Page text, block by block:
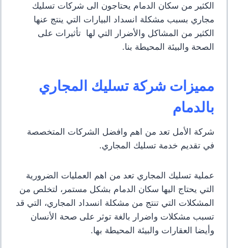
الكثير من سكان الدمام يحتاجون الى شركات تسليك
مجاري بسبب مشكلة انسداد البيارات التي ينتج عنها
الكثير من المشاكل والأضرار التي لها تأثيرات على
الصحة والبيئة المحيطة بنا.
مميزات شركة تسليك المجاري
بالدمام
شركة الأمل تعد من اهم وافضل الشركات المتخصصة
في تقديم خدمة تسليك المجاري.
عملية تسليك المجاري تعد من اهم العمليات الضرورية
التي يحتاج اليها سكان الدمام بشكل مستمر، لتخلص من
المشكلات التي تنتج من مشكلة انسداد المجاري، التي قد
تسبب مشكلات واضرار بالغة توثر على صحة الأنسان
وأيضا العقارات والبيئة المحيطة بها.